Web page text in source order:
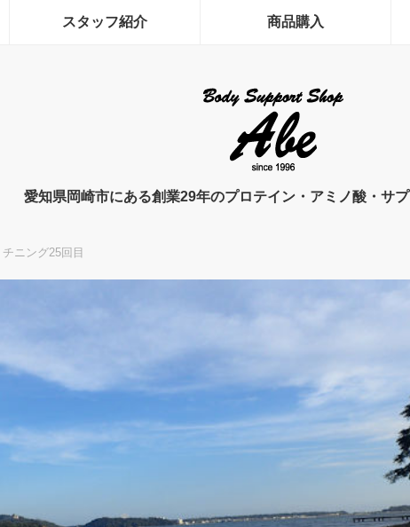
スタッフ紹介 商品購入
愛知県岡崎市にある創業29年のプロテイン・アミノ酸・サ
チニング25回目